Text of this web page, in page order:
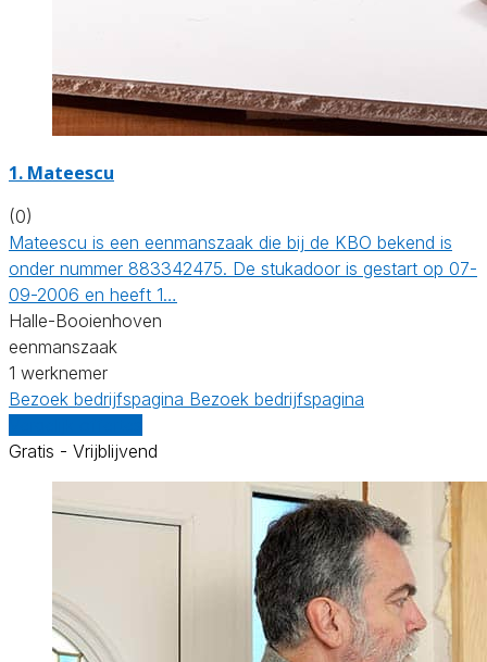
1. Mateescu
(0)
Mateescu is een eenmanszaak die bij de KBO bekend is
onder nummer 883342475. De stukadoor is gestart op 07-
09-2006 en heeft 1…
Halle-Booienhoven
eenmanszaak
1 werknemer
Bezoek bedrijfspagina Bezoek bedrijfspagina
Gratis - Vrijblijvend